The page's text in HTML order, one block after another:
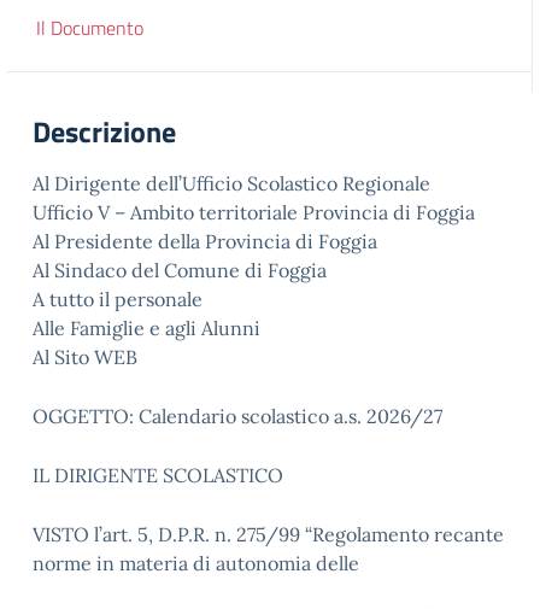
Il Documento
Descrizione
Al Dirigente dell’Ufficio Scolastico Regionale
Ufficio V – Ambito territoriale Provincia di Foggia
Al Presidente della Provincia di Foggia
Al Sindaco del Comune di Foggia
A tutto il personale
Alle Famiglie e agli Alunni
Al Sito WEB
OGGETTO: Calendario scolastico a.s. 2026/27
IL DIRIGENTE SCOLASTICO
VISTO l’art. 5, D.P.R. n. 275/99 “Regolamento recante
norme in materia di autonomia delle